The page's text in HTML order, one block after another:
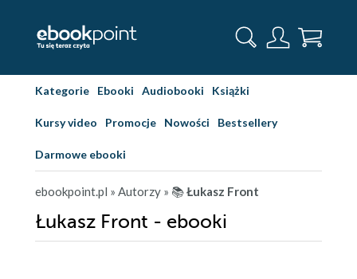
Kategorie Ebooki Audiobooki Książki
Kursy video Promocje Nowości Bestsellery
Darmowe ebooki
ebookpoint.pl » Autorzy » 📚Łukasz Front
Łukasz Front - ebooki